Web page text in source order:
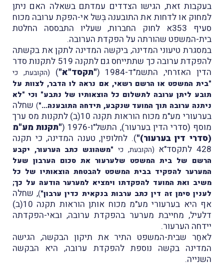
בעקבות זאת, הגישו הצדדים עמדתם בשאלה האם ניתן
למחוק או לדחות את התובענה בְּשל אי-הפקת ערובה מכוח
סעיף 353א לחוק החברות, שעליו התבססה החלטת
בית-המשפט שהורתה על הפקדת הערובה.
במסגרת טיעוני המדינה, ביקשה המדינה לתקן את בקשתה
להפקדת ערובה כך שתתייחס גם לתקנה 519 לתקנות סדר
הדין האזרחי, התשמ"ד-1984 (
"תקסד"א")
(הקובעת, כי
"בית המשפט או הרשם רשאי, אם נראה לו הדבר, לצוות על
תובע ליתן ערובה לתשלום כל הוצאותיו של נתבע" וכי "לא
ניתנה ערובה תוך המועד שנקבע, תידחה התובענה...") שחלה
בערעורי מע"מ מכוח הוראות תקנה 10(ב) לתקנות מס ערך
מוסף (סדרי הדין בערעור), התשל"ו-1976 (
"תקנות מע"מ
(סדרי דין בערעור)"). לחלופין, טענה המדינה, כי תקנה
428 לתקסד"א
(הקובעת, כי "משהוגש כתב הערעור, יקבע
הרשם של בית המשפט שלערעור את סכום הערבון שעל
המערער להפקיד בבית המשפט להבטחת הוצאותיו של כל
משיב ואת המועד להפקדתו וימציא למערער הודעה על כך;
לענין סימן זה דין כתב ערבות בנקאית כדין ערבון"), שחלה
אף היא בערעורי מע"מ מכוח אותן הוראות תקנה 10(ב)
דלעיל, מחייבת מערער בהפקדת ערובה, ובאי-הפקדתה
יידחה הערעור.
לאחַר שבית-המשפט התיר את תיקון הבקשה, הגישה
המדינה בקשה נוספת להפקדת ערובה, היא הבקשה
השנייה.